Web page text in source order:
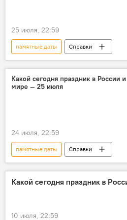
Исторические личности
25 июля, 22:59
памятные даты
Справки
Этот день в истории
Какой сегодня праздник
религиозные праздники
Какой сегодня праздник в России и
мире — 25 июля
24 июля, 22:59
памятные даты
Справки
Этот день в истории
религиозные праздники
Какой сегодня праздник в
10 июля, 22:59